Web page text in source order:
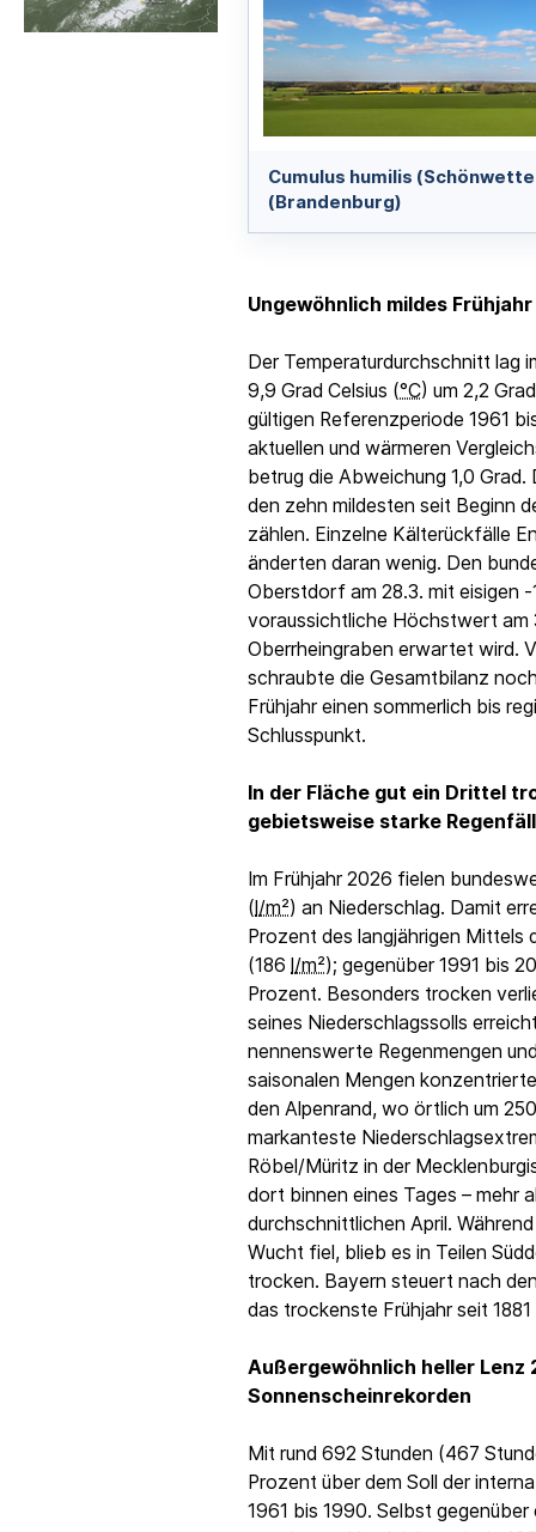
Cumulus humilis
(Brandenburg)
Ungewöhnlich mildes
Der Temperaturdurchschnitt lag
9,9 Grad Celsius (°C) um 2,2
gültigen Referenzperiode 1961
aktuellen und wärmeren
betrug die Abweichung 1,0
den zehn mildesten seit Beginn
zählen. Einzelne Kälterückfälle
änderten daran wenig. Den
Oberstdorf am 28.3. mit eisigen
voraussichtliche Höchstwert am
Oberrheingraben erwartet wird.
schraubte die Gesamtbilanz
Frühjahr einen sommerlich bis
Schlusspunkt.
In der Fläche gut ein Drittel
gebietsweise starke
Im Frühjahr 2026 fielen
(l/m²) an Niederschlag. Damit
Prozent des langjährigen Mittels
(186 l/m²); gegenüber 1991 bis
Prozent. Besonders trocken
seines Niederschlagssolls
nennenswerte Regenmengen
saisonalen Mengen
den Alpenrand, wo örtlich um
markanteste
Röbel/Müritz in der
dort binnen eines Tages – mehr
durchschnittlichen April.
Wucht fiel, blieb es in Teilen
trocken. Bayern steuert nach
das trockenste Frühjahr seit 1881
Außergewöhnlich heller Lenz
Sonnenscheinrekorden
Mit rund 692 Stunden (467
Prozent über dem Soll der
1961 bis 1990. Selbst